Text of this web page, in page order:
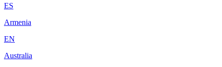
ES
Armenia
EN
Australia